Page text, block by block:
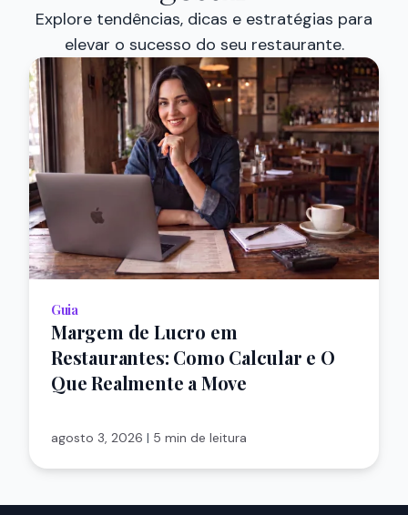
Explore tendências, dicas e estratégias para
elevar o sucesso do seu restaurante.
Guia
Margem de Lucro em
Restaurantes: Como Calcular e O
Que Realmente a Move
agosto 3, 2026 | 5 min de leitura